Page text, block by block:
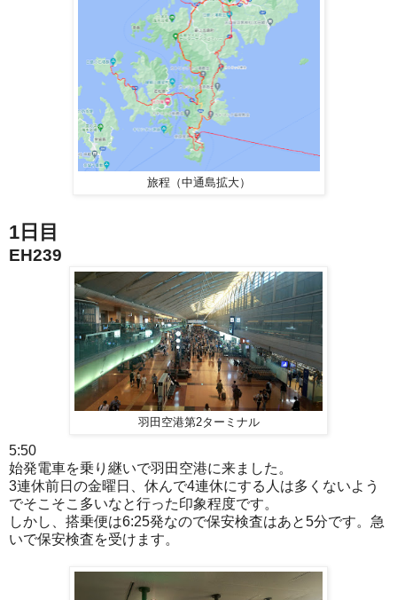
旅程（中通島拡大）
1日目
EH239
羽田空港第2ターミナル
5:50
始発電車を乗り継いで羽田空港に来ました。
3連休前日の金曜日、休んで4連休にする人は多くないよう
でそこそこ多いなと行った印象程度です。
しかし、搭乗便は6:25発なので保安検査はあと5分です。急
いで保安検査を受けます。